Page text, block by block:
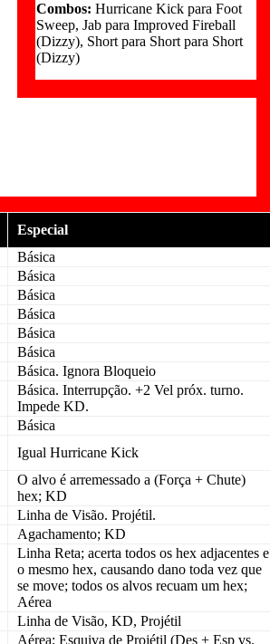
Combos: Hurricane Kick para Foot
Sweep, Jab para Improved Fireball
(Dizzy), Short para Short para Short
(Dizzy)
Especial
Básica
Básica
Básica
Básica
Básica
Básica
Básica. Ignora Bloqueio
Básica. Interrupção. +2 Vel próx. turno.
Impede KD.
Básica
Igual Hurricane Kick
O alvo é arremessado a (Força + Chute)
hex; KD
Linha de Visão. Projétil.
Agachamento; KD
Linha Reta; acerta todos os hex adjacentes e
o mesmo hex, causando dano toda vez que
se move; todos os alvos recuam um hex;
Aérea
Linha de Visão, KD, Projétil
Aérea; Esquiva de Projétil (Des + Esp vs.